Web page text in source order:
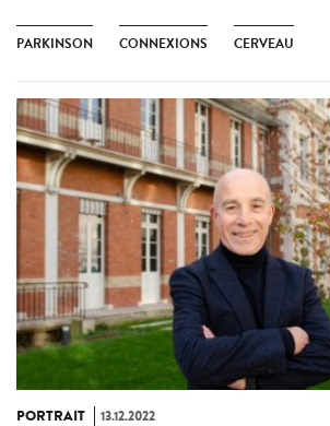
PARKINSON CONNEXIONS CERVEAU
PORTRAIT 13.12.2022